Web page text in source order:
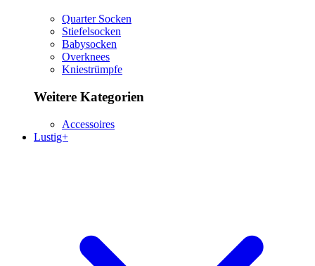
Quarter Socken
Stiefelsocken
Babysocken
Overknees
Kniestrümpfe
Weitere Kategorien
Accessoires
Lustig+